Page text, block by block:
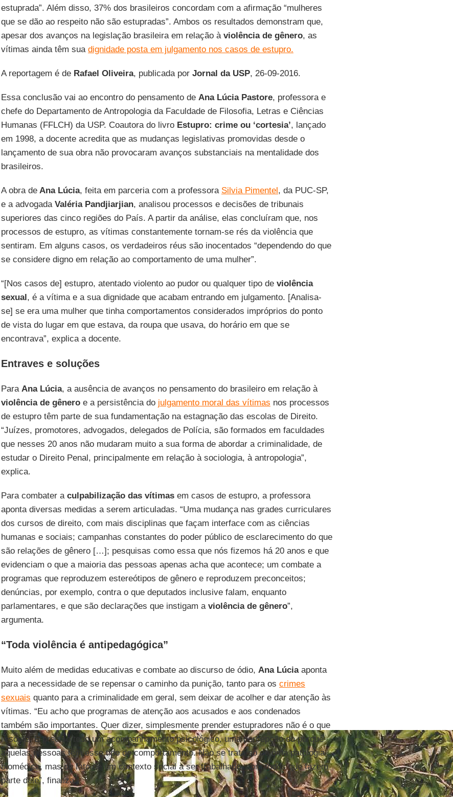
estuprada”. Além disso, 37% dos brasileiros concordam com a afirmação “mulheres
que se dão ao respeito não são estupradas”. Ambos os resultados demonstram que,
apesar dos avanços na legislação brasileira em relação à violência de gênero, as
vítimas ainda têm sua dignidade posta em julgamento nos casos de estupro.
A reportagem é de Rafael Oliveira, publicada porJornal da USP, 26-09-2016.
Essa conclusão vai ao encontro do pensamento de Ana Lúcia Pastore, professora e
chefe do Departamento de Antropologia da Faculdade de Filosofia, Letras e Ciências
Humanas (FFLCH) da USP. Coautora do livro Estupro: crime ou ‘cortesia’, lançado
em 1998, a docente acredita que as mudanças legislativas promovidas desde o
lançamento de sua obra não provocaram avanços substanciais na mentalidade dos
brasileiros.
A obra deAna Lúcia, feita em parceria com a professora Silvia Pimentel, da PUC-SP,
e a advogadaValéria Pandjiarjian, analisou processos e decisões de tribunais
superiores das cinco regiões do País. A partir da análise, elas concluíram que, nos
processos de estupro, as vítimas constantemente tornam-se rés da violência que
sentiram. Em alguns casos, os verdadeiros réus são inocentados “dependendo do que
se considere digno em relação ao comportamento de uma mulher”.
“[Nos casos de] estupro, atentado violento ao pudor ou qualquer tipo de violência
sexual, é a vítima e a sua dignidade que acabam entrando em julgamento. [Analisa-
se] se era uma mulher que tinha comportamentos considerados impróprios do ponto
de vista do lugar em que estava, da roupa que usava, do horário em que se
encontrava”, explica a docente.
Entraves e soluções
Para Ana Lúcia, a ausência de avanços no pensamento do brasileiro em relação à
violência de gêneroe a persistência do julgamento moral das vítimas nos processos
de estupro têm parte de sua fundamentação na estagnação das escolas de Direito.
“Juízes, promotores, advogados, delegados de Polícia, são formados em faculdades
que nesses 20 anos não mudaram muito a sua forma de abordar a criminalidade, de
estudar o Direito Penal, principalmente em relação à sociologia, à antropologia”,
explica.
Para combater a culpabilização das vítimasem casos de estupro, a professora
aponta diversas medidas a serem articuladas. “Uma mudança nas grades curriculares
dos cursos de direito, com mais disciplinas que façam interface com as ciências
humanas e sociais; campanhas constantes do poder público de esclarecimento do que
são relações de gênero […]; pesquisas como essa que nós fizemos há 20 anos e que
evidenciam o que a maioria das pessoas apenas acha que acontece; um combate a
programas que reproduzem estereótipos de gênero e reproduzem preconceitos;
denúncias, por exemplo, contra o que deputados inclusive falam, enquanto
parlamentares, e que são declarações que instigam aviolência de gênero”,
argumenta.
“Toda violência é antipedagógica”
Muito além de medidas educativas e combate ao discurso de ódio, Ana Lúciaaponta
para a necessidade de se repensar o caminho da punição, tanto para os crimes
sexuais quanto para a criminalidade em geral, sem deixar de acolher e dar atenção às
vítimas. “Eu acho que programas de atenção aos acusados e aos condenados
também são importantes. Quer dizer, simplesmente prender estupradores não é o que
resolve. É preciso todo um acompanhamento psicológico, uma percepção do porquê
aquelas pessoas têm esse tipo de comportamento. Não se trata só de uma patologia
biomédica, mas de fato de um contexto social a ser trabalhado, com todos que fazem
parte dele”, finaliza.